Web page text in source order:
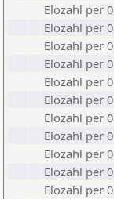
Elozahl per
Elozahl per
Elozahl per
Elozahl per
Elozahl per
Elozahl per
Elozahl per
Elozahl per
Elozahl per
Elozahl per
Elozahl per